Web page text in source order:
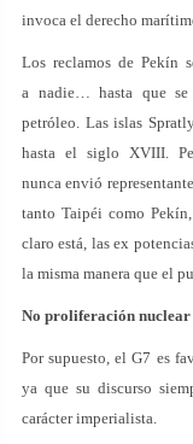
invoca el derecho
Los reclamos de Pekín
a nadie… hasta que se
petróleo. Las islas
hasta el siglo XVIII.
nunca envió
tanto Taipéi como
claro está, las ex
la misma manera que el
No proliferación nuclear
Por supuesto, el G7 es
ya que su discurso
carácter imperialista.